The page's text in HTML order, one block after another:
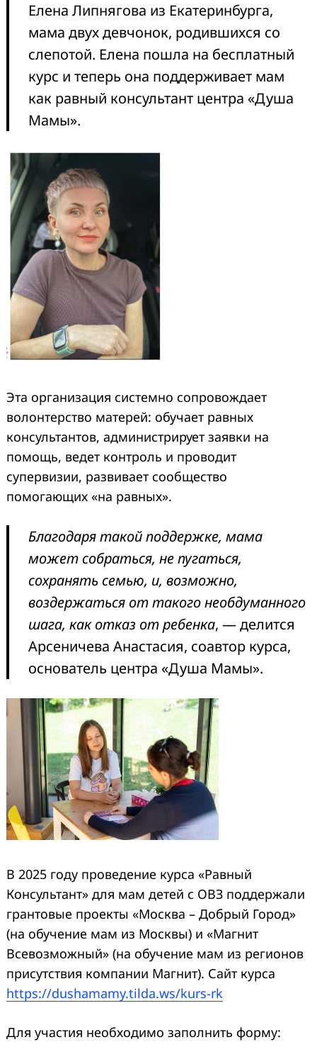
Елена Липнягова из Екатеринбурга,
мама двух девчонок, родившихся со
слепотой. Елена пошла на бесплатный
курс и теперь она поддерживает мам
как равный консультант центра «Душа
Мамы».
Эта организация системно сопровождает
волонтерство матерей: обучает равных
консультантов, администрирует заявки на
помощь, ведет контроль и проводит
супервизии, развивает сообщество
помогающих «на равных».
Благодаря такой поддержке, мама
может собраться, не пугаться,
сохранять семью, и, возможно,
воздержаться от такого необдуманного
шага, как отказ от ребенка, — делится
Арсеничева Анастасия, соавтор курса,
основатель центра «Душа Мамы».
В 2025 году проведение курса «Равный
Консультант» для мам детей с ОВЗ поддержали
грантовые проекты «Москва – Добрый Город»
(на обучение мам из Москвы) и «Магнит
Всевозможный» (на обучение мам из регионов
присутствия компании Магнит). Сайт курса
https://dushamamy.tilda.ws/kurs-rk
Для участия необходимо заполнить форму: